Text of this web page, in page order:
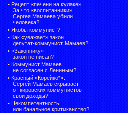
• Рецепт «печени на кулаке».
За что «воспитанники»
Сергея Мамаева убили
человека?
• Якобы коммунист?
• Как «уважает» закон
депутат-коммунист Мамаев?
• «Законнику»
закон не писан?
• Коммунист Мамаев
не согласен с Лениным?
• Красный «Корейко*».
Сергей Мамаев скрывает
от кировских коммунистов
свои доходы?
• Некомпетентность
или банальное критиканство?